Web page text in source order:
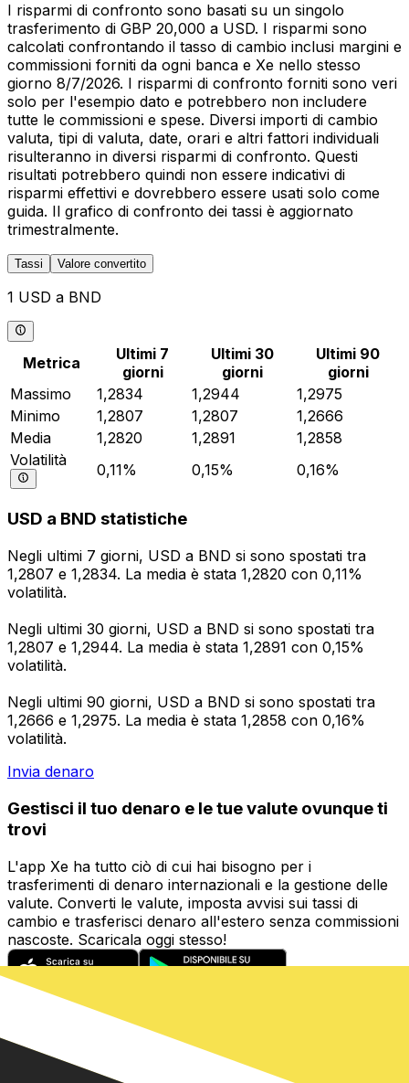
I risparmi di confronto sono basati su un singolo
trasferimento di GBP 20,000 a USD. I risparmi sono
calcolati confrontando il tasso di cambio inclusi margini e
commissioni forniti da ogni banca e Xe nello stesso
giorno 8/7/2026. I risparmi di confronto forniti sono veri
solo per l'esempio dato e potrebbero non includere
tutte le commissioni e spese. Diversi importi di cambio
valuta, tipi di valuta, date, orari e altri fattori individuali
risulteranno in diversi risparmi di confronto. Questi
risultati potrebbero quindi non essere indicativi di
risparmi effettivi e dovrebbero essere usati solo come
guida. Il grafico di confronto dei tassi è aggiornato
trimestralmente.
Tassi Valore convertito
1 USD a BND
Metrica
Ultimi 7
giorni
Ultimi 30
giorni
Ultimi 90
giorni
Massimo
1,2834 1,2944
1,2975
Minimo
1,2807 1,2807
1,2666
Media
1,2820 1,2891
1,2858
Volatilità
0,11% 0,15% 0,16%
USD a BND statistiche
Negli ultimi 7 giorni, USD a BND si sono spostati tra
1,2807 e 1,2834. La media è stata 1,2820 con 0,11%
volatilità.
Negli ultimi 30 giorni, USD a BND si sono spostati tra
1,2807 e 1,2944. La media è stata 1,2891 con 0,15%
volatilità.
Negli ultimi 90 giorni, USD a BND si sono spostati tra
1,2666 e 1,2975. La media è stata 1,2858 con 0,16%
volatilità.
Invia denaro
Gestisci il tuo denaro e le tue valute ovunque ti
trovi
L'app Xe ha tutto ciò di cui hai bisogno per i
trasferimenti di denaro internazionali e la gestione delle
valute. Converti le valute, imposta avvisi sui tassi di
cambio e trasferisci denaro all'estero senza commissioni
nascoste. Scaricala oggi stesso!